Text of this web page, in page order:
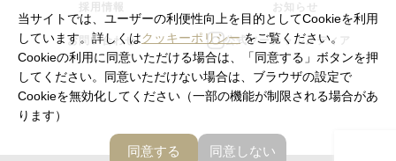
採用情報 お知らせ
お問い合わせ 公式ソーシャルメディア
当サイトでは、ユーザーの利便性向上を目的としてCookieを利用
しています。詳しくはクッキーポリシーをご覧ください。
Cookieの利用に同意いただける場合は、「同意する」ボタンを押
してください。同意いただけない場合は、ブラウザの設定で
Cookieを無効化してください（一部の機能が制限される場合があ
ります）
同意する 同意しない